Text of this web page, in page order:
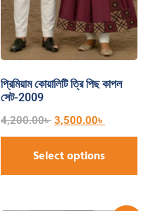
প্রিমিয়াম কোয়ালিটি ত্রি পিছ কাপল
সেট-2009
4,200.00৳ 3,500.00৳
Select options